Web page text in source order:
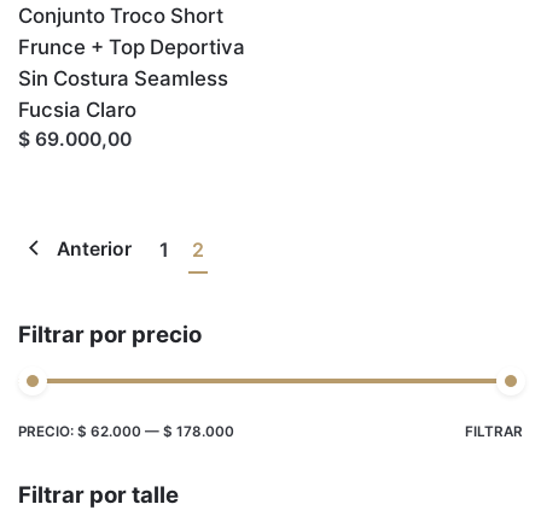
Filtrar por precio
Precio
Precio
FILTRAR
PRECIO: $ 62.000 — $ 178.000
Filtrar por talle
Conjunto Troco Short
Frunce + Top Deportiva
Sin Costura Seamless
Fucsia Claro
$ 69.000,00
Anterior 1 2